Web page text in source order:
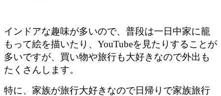
インドアな趣味が多いので、普段は一日中家に籠
もって絵を描いたり、YouTubeを見たりすることが
多いですが、買い物や旅行も大好きなので外出も
たくさんします。
特に、家族が旅行大好きなので日帰りで家族旅行